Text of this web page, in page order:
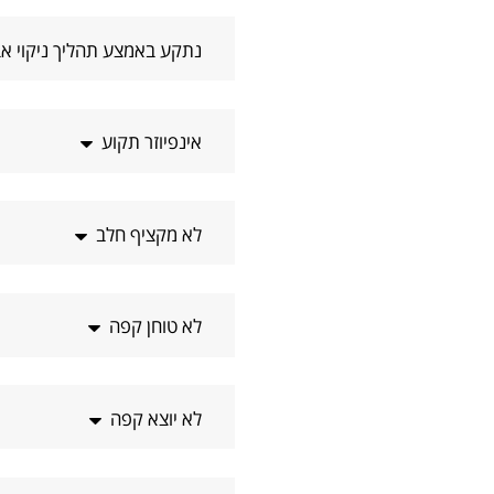
נתקע באמצע תהליך ניקוי
אינפיוזר תקוע
לא מקציף חלב
לא טוחן קפה
לא יוצא קפה